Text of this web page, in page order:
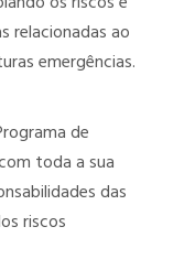
– PERÍCIA PARA QUEM
relacionadas ao
emergências.
de
toda a sua
das
riscos